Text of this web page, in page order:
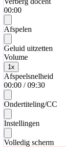
00:00
Afspelen
Geluid uitzetten
Volume
1 x
Afspeelsnelheid
00:00 / 09:30
Ondertiteling/CC
Instellingen
Volledig scherm